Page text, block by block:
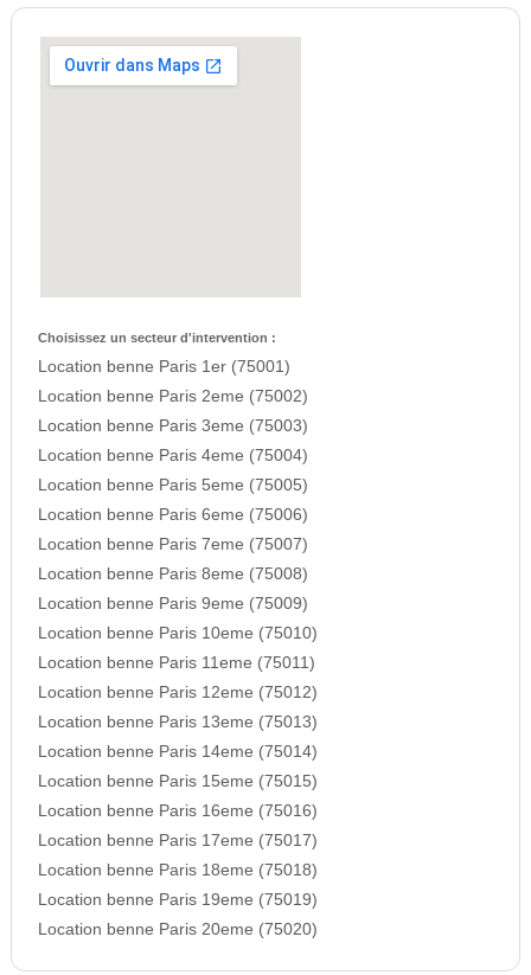
Choisissez un secteur d'intervention :
Location benne Paris 1er (75001)
Location benne Paris 2eme (75002)
Location benne Paris 3eme (75003)
Location benne Paris 4eme (75004)
Location benne Paris 5eme (75005)
Location benne Paris 6eme (75006)
Location benne Paris 7eme (75007)
Location benne Paris 8eme (75008)
Location benne Paris 9eme (75009)
Location benne Paris 10eme (75010)
Location benne Paris 11eme (75011)
Location benne Paris 12eme (75012)
Location benne Paris 13eme (75013)
Location benne Paris 14eme (75014)
Location benne Paris 15eme (75015)
Location benne Paris 16eme (75016)
Location benne Paris 17eme (75017)
Location benne Paris 18eme (75018)
Location benne Paris 19eme (75019)
Location benne Paris 20eme (75020)